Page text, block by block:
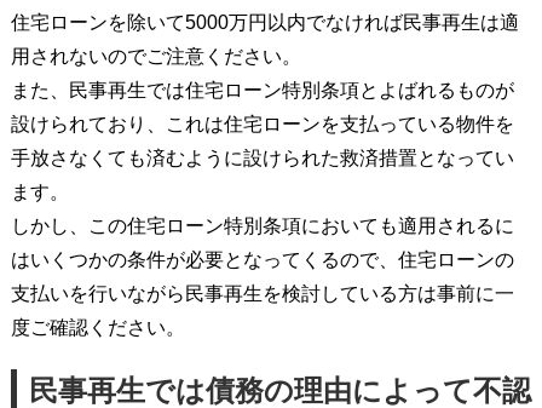
住宅ローンを除いて5000万円以内でなければ民事再生は適
用されないのでご注意ください。
また、民事再生では住宅ローン特別条項とよばれるものが
設けられており、これは住宅ローンを支払っている物件を
手放さなくても済むように設けられた救済措置となってい
ます。
しかし、この住宅ローン特別条項においても適用されるに
はいくつかの条件が必要となってくるので、住宅ローンの
支払いを行いながら民事再生を検討している方は事前に一
度ご確認ください。
民事再生では債務の理由によって不認